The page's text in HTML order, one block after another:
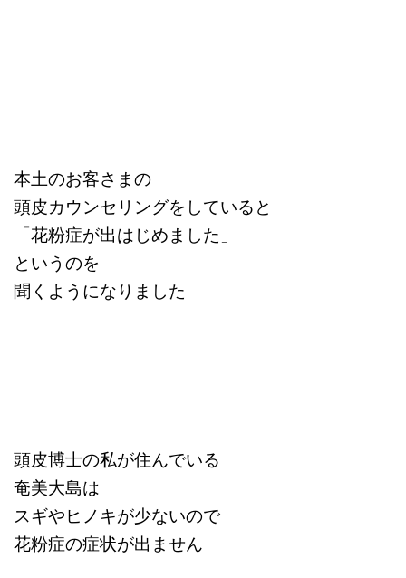
本土のお客さまの
頭皮カウンセリングをしていると
「花粉症が出はじめました」
というのを
聞くようになりました
頭皮博士の私が住んでいる
奄美大島は
スギやヒノキが少ないので
花粉症の症状が出ません